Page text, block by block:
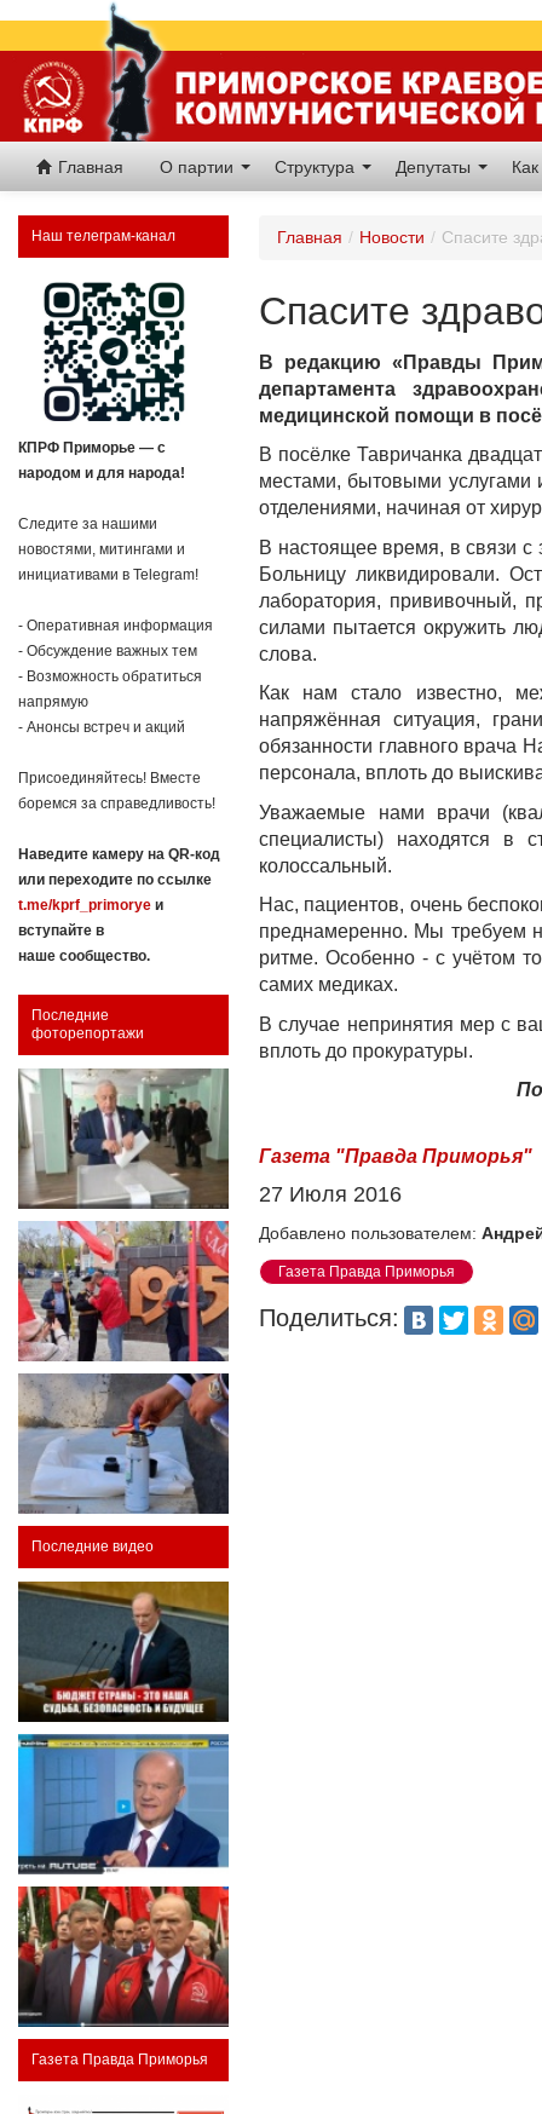
Главная О партии Структура Депутаты
Наш телеграм-канал
КПРФ Приморье — с
народом и для народа!
Следите за нашими
новостями, митингами и
инициативами в Telegram!
- Оперативная информация
- Обсуждение важных тем
- Возможность обратиться
напрямую
- Анонсы встреч и акций
Присоединяйтесь! Вместе
боремся за справедливость!
Наведите камеру на QR-код
или переходите по ссылке
t.me/kprf_primorye и
вступайте в
наше сообщество.
Последние
фоторепортажи
Последние видео
Газета Правда Приморья
Главная / Новости / Спасите
Спасите
В редакцию «Правды
департамента
медицинской помощи в
В посёлке Тавричанка
местами, бытовыми услугами
отделениями, начиная от
В настоящее время, в связи с
Больницу ликвидировали.
лаборатория, прививочный,
силами пытается окружить
слова.
Как нам стало известно,
напряжённая ситуация,
обязанности главного врача
персонала, вплоть до
Уважаемые нами врачи
специалисты) находятся в
колоссальный.
Нас, пациентов, очень
преднамеренно. Мы требуем
ритме. Особенно - с учётом
самих медиках.
В случае непринятия мер с
вплоть до прокуратуры.
Газета "Правда Приморья"
27 Июля 2016
Добавлено пользователем:
Газета Правда Приморья
Поделиться: